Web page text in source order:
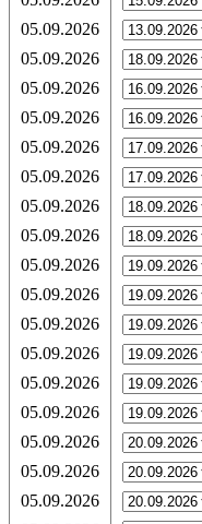
05.09.2026
05.09.2026
05.09.2026
05.09.2026
05.09.2026
05.09.2026
05.09.2026
05.09.2026
05.09.2026
05.09.2026
05.09.2026
05.09.2026
05.09.2026
05.09.2026
05.09.2026
05.09.2026
05.09.2026